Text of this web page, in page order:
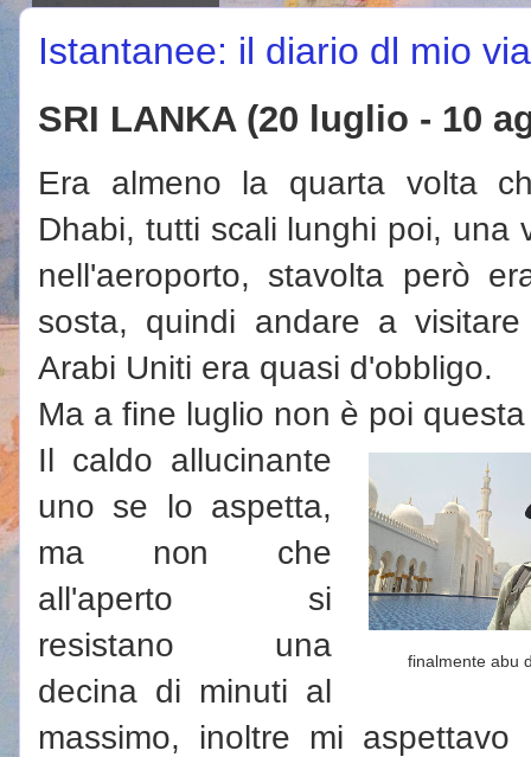
Istantanee: il diario dl mio
SRI LANKA (20 luglio - 10
Era almeno la quarta volta
Dhabi, tutti scali lunghi poi, una
nell'aeroporto, stavolta però
sosta, quindi andare a
Arabi Uniti era quasi d'obbligo.
Ma a fine luglio non è poi
finalmente abu
Il caldo allucinante
uno se lo aspetta,
ma non che
all'aperto si
resistano una
decina di minuti al
massimo, inoltre mi